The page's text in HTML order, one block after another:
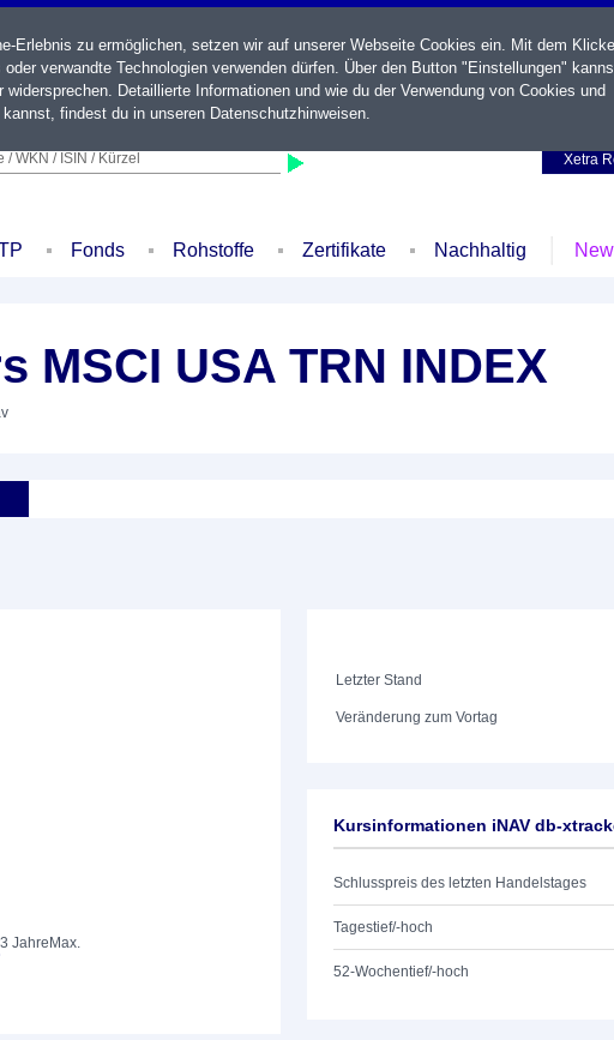
/ WKN / ISIN / Kürzel
Xetra
Fonds Rohstoffe Zertifikate Nachhaltig
MSCI USA TRN INDEX
3 Jahre Max.
Letzter Stand
Veränderung zum Vortag
Kursinformationen iNAV db-
Schlusspreis des letzten Handelstages
Tagestief/-hoch
52-Wochentief/-hoch
Erlebnis zu ermöglichen, setzen wir auf unserer Webseite Cookies ein. Mit dem
verwandte Technologien verwenden dürfen. Über den Button "Einstellungen"
Detaillierte Informationen und wie du der Verwendung von Cookies und
findest du in unseren Datenschutzhinweisen.